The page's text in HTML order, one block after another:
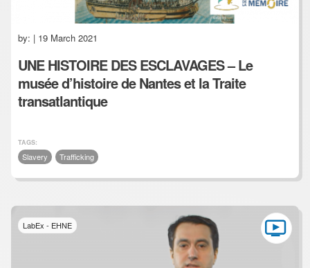
by: | 19 March 2021
UNE HISTOIRE DES ESCLAVAGES – Le
musée d’histoire de Nantes et la Traite
transatlantique
TAGS:
Slavery Trafficking
LabEx - EHNE